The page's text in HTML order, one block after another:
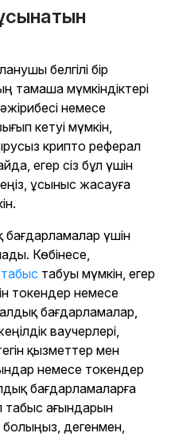
белгілі бір
тамаша мүмкіндіктері
немесе
кетуі мүмкін,
крипто реферал
егер сіз бұл үшін
ұсыныс жасауға
үшін
Көбінесе,
табуы мүмкін, егер
токендер немесе
бағдарламалар,
ваучерлері,
қызметтер мен
немесе токендер
бағдарламаларға
табыс ағындарын
дегенмен,